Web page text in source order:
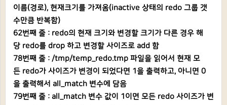
이름(경로), 현재크기를 가져옴(inactive 상태의 redo 그룹 갯
수만큼 반복함)
62번째 줄 : redo의 현재 크기와 변경할 크기가 다른 경우 해
당 redo를 drop 하고 변경할 사이즈로 add 함
78번째 줄 : /tmp/temp_redo.tmp 파일을 읽어서 현재 모
든 redo가 사이즈가 변경이 되었다면 1을 출력하고, 아니면 0
을 출력해서 all_match 변수에 담음
79번째 줄 : all_match 변수 값이 1이면 모든 redo 사이즈가 변